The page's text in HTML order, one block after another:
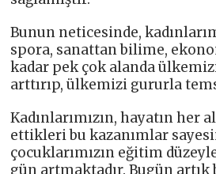
Bunun neticesinde,
spora, sanattan bilime,
kadar pek çok alanda
arttırıp, ülkemizi gururla
Kadınlarımızın, hayatın her
ettikleri bu kazanımlar
çocuklarımızın eğitim
gün artmaktadır. Bugün